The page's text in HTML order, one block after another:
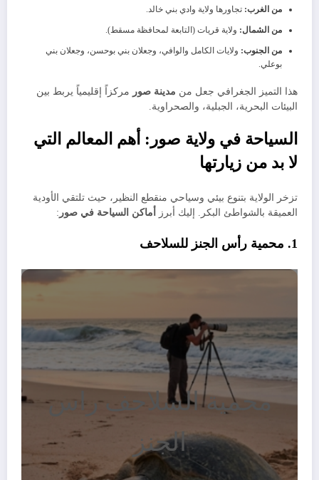
من الغرب: تجاورها ولاية وادي بني خالد.
من الشمال: ولاية قريات (التابعة لمحافظة مسقط).
من الجنوب: ولايات الكامل والوافي، وجعلان بني بوحسن، وجعلان بني
بوعلي.
​هذا التميز الجغرافي جعل من مدينة صور مركزاً إقليمياً يربط بين
البيئات البحرية، الجبلية، والصحراوية.
​السياحة في ولاية صور: أهم المعالم التي
لا بد من زيارتها
​تزخر الولاية بتنوع بيئي وسياحي منقطع النظير، حيث تلتقي الأودية
العميقة بالشواطئ البكر. إليك أبرز
أماكن السياحة في صور :
​1. محمية رأس الجنز للسلاحف
محمية السلاحف راس
الجنز